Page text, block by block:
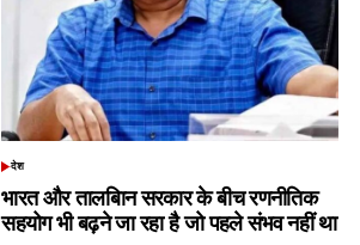
POSTED
देश
भारत और तालबिान सरकार के बीच रणनीतिक
सहयोग भी बढ़ने जा रहा है जो पहले संभव नहीं था